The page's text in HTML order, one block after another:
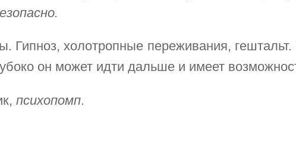
Гипноз, холотропные переживания,
он может идти дальше и имеет
психопомп.